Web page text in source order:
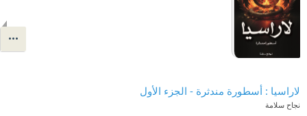
لاراسيا : أسطورة مندثرة - الجزء الأول
نجاح سلامة